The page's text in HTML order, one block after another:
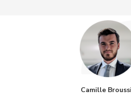
Camille